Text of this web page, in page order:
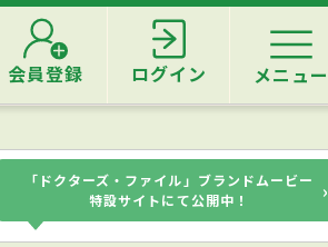
会員登録 ログイン メニュー
「ドクターズ・ファイル」ブランドムービー
特設サイトにて公開中！
›